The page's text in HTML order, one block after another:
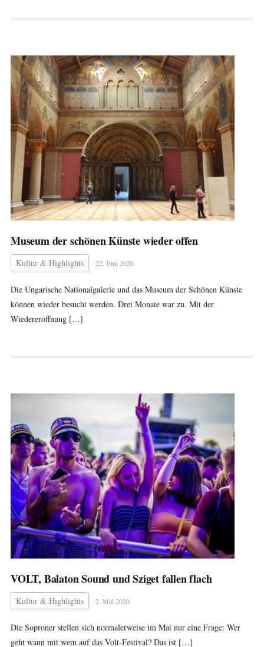
Museum der schönen Künste wieder offen
Kultur & Highlights 22. Juni 2020
Die Ungarische Nationalgalerie und das Museum der Schönen Künste
können wieder besucht werden. Drei Monate war zu. Mit der
Wiedereröffnung […]
VOLT, Balaton Sound und Sziget fallen flach
Kultur & Highlights 2. Mai 2020
Die Soproner stellen sich normalerweise im Mai nur eine Frage: Wer
geht wann mit wem auf das Volt-Festival? Das ist […]